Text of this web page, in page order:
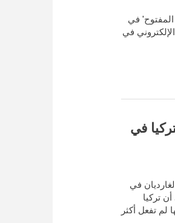
في
في
في
في
ادعى أن تركيا
لم تفعل أكثر